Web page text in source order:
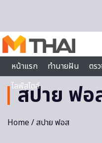
หน้าแรก
ทำนายฝัน ตร
ไลฟ์สไตล์
สปาย ฟอ
Home/ สปาย ฟอส